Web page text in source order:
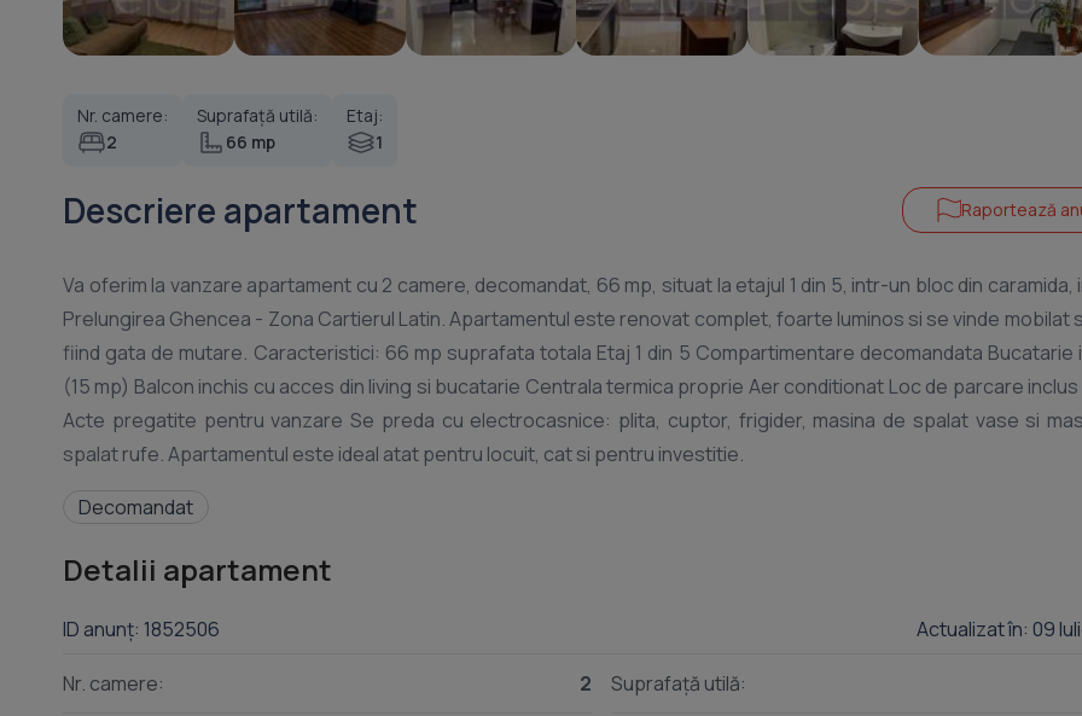
Nr. camere:
2
Suprafață utilă:
66 mp
Etaj:
1
Descriere apartament Raportează
Va oferim la vanzare apartament cu 2 camere, decomandat, 66 mp, situat la etajul 1 din 5, intr-un bloc din caramida,
Prelungirea Ghencea - Zona Cartierul Latin. Apartamentul este renovat complet, foarte luminos si se vinde mobilat
fiind gata de mutare. Caracteristici: 66 mp suprafata totala Etaj 1 din 5 Compartimentare decomandata Bucatarie
(15 mp) Balcon inchis cu acces din living si bucatarie Centrala termica proprie Aer conditionat Loc de parcare
Acte pregatite pentru vanzare Se preda cu electrocasnice: plita, cuptor, frigider, masina de spalat vase si
Decomandat
Detalii apartament
Actualizat în: 09
ID anunț: 1852506
Nr. camere: 2 Suprafață utilă: